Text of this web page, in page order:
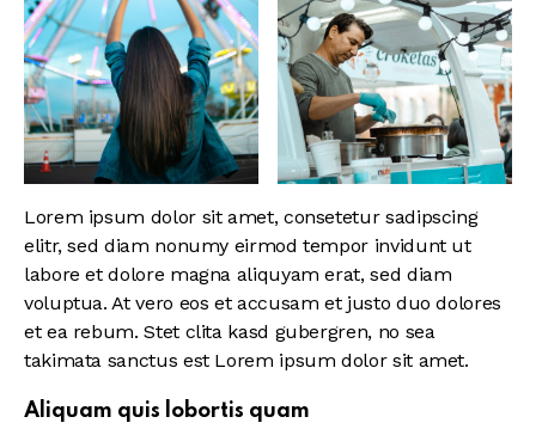
Lorem ipsum dolor sit amet, consetetur sadipscing
elitr, sed diam nonumy eirmod tempor invidunt ut
labore et dolore magna aliquyam erat, sed diam
voluptua. At vero eos et accusam et justo duo dolores
et ea rebum. Stet clita kasd gubergren, no sea
takimata sanctus est Lorem ipsum dolor sit amet.
Aliquam quis lobortis quam